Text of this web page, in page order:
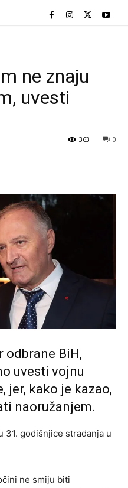
ne znaju
uvesti
0
363
odbrane BiH,
uvesti vojnu
jer, kako je kazao,
naoružanjem.
31. godišnjice stradanja u
ne smiju biti